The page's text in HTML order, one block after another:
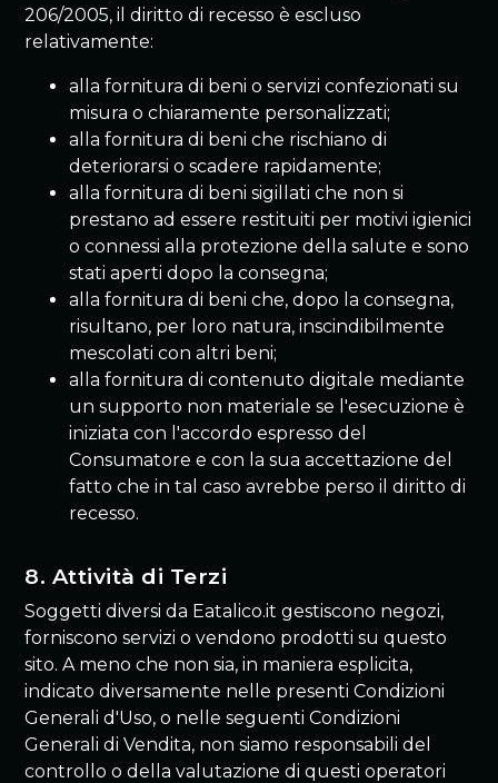
206/2005, il diritto di recesso è escluso
relativamente:
alla fornitura di beni o servizi confezionati su
misura o chiaramente personalizzati;
alla fornitura di beni che rischiano di
deteriorarsi o scadere rapidamente;
alla fornitura di beni sigillati che non si
prestano ad essere restituiti per motivi igienici
o connessi alla protezione della salute e sono
stati aperti dopo la consegna;
alla fornitura di beni che, dopo la consegna,
risultano, per loro natura, inscindibilmente
mescolati con altri beni;
alla fornitura di contenuto digitale mediante
un supporto non materiale se l'esecuzione è
iniziata con l'accordo espresso del
Consumatore e con la sua accettazione del
fatto che in tal caso avrebbe perso il diritto di
recesso.
8. Attività di Terzi
Soggetti diversi da Eatalico.it gestiscono negozi,
forniscono servizi o vendono prodotti su questo
sito. A meno che non sia, in maniera esplicita,
indicato diversamente nelle presenti Condizioni
Generali d'Uso, o nelle seguenti Condizioni
Generali di Vendita, non siamo responsabili del
controllo o della valutazione di questi operatori